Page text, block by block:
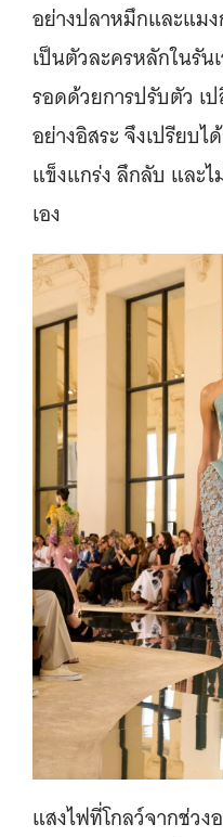
อย่างปลาหมึกและแม
เป็นตัวละครหลักในรั
รอดด้วยการปรับตัว เ
อย่างอิสระ จึงเปรียบ
แข็งแกร่ง ลึกลับ และ
เอง
แสงไฟที่โกลว์จากช่วง